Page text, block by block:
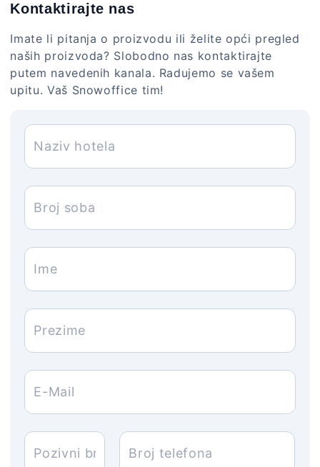
Kontaktirajte nas
Imate li pitanja o proizvodu ili želite opći pregled
naših proizvoda? Slobodno nas kontaktirajte
putem navedenih kanala. Radujemo se vašem
upitu. Vaš Snowoffice tim!